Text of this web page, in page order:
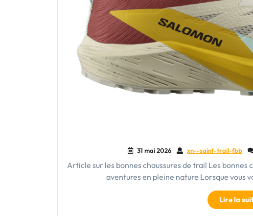
31 mai 2026 xn--saint-trail-fbb
Article sur les bonnes chaussures de trail Les bonnes
aventures en pleine nature Lorsque vous
Lire la